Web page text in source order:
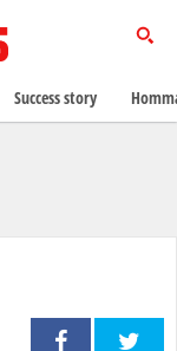
Success story